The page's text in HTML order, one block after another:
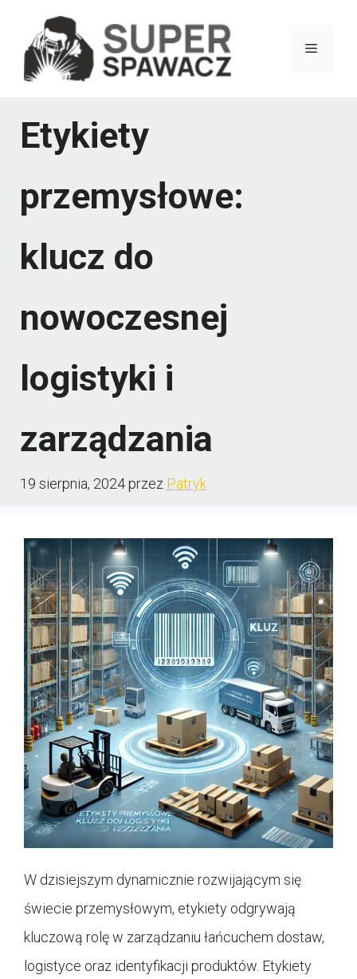
treści
Menu
Etykiety
przemysłowe:
klucz do
nowoczesnej
logistyki i
zarządzania
19 sierpnia, 2024przez Patryk
W dzisiejszym dynamicznie rozwijającym się
świecie przemysłowym, etykiety odgrywają
kluczową rolę w zarządzaniu łańcuchem dostaw,
logistyce oraz identyfikacji produktów. Etykiety